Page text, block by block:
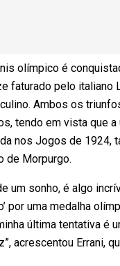
olímpico é
faturado pelo italiano
Ambos os
tendo em vista que
nos Jogos de 1924,
de Morpurgo.
um sonho, é algo
por uma medalha
última tentativa é
acrescentou Errani,